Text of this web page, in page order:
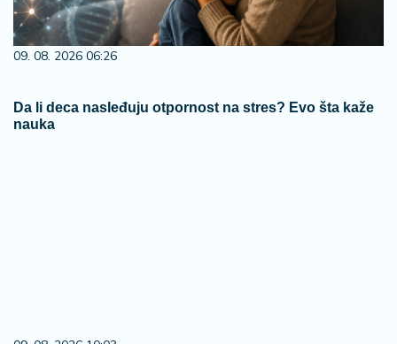
09. 08. 2026 06:26
Da li deca nasleđuju otpornost na stres? Evo šta kaže
nauka